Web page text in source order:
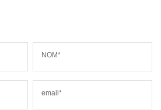
NOM*
email*